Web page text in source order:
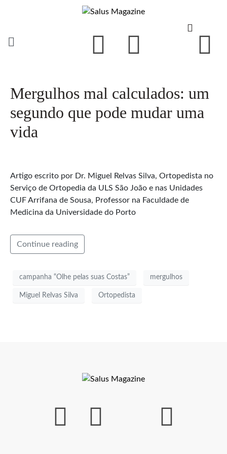
Mergulhos mal calculados: um
segundo que pode mudar uma
vida
Artigo escrito por Dr. Miguel Relvas Silva, Ortopedista no
Serviço de Ortopedia da ULS São João e nas Unidades
CUF Arrifana de Sousa, Professor na Faculdade de
Medicina da Universidade do Porto
Continue reading
campanha “Olhe pelas suas Costas” mergulhos
Miguel Relvas Silva Ortopedista